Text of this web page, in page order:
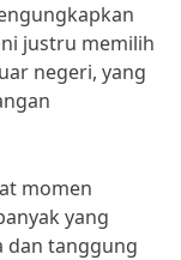
justru memilih
negeri, yang
momen
yang
dan tanggung